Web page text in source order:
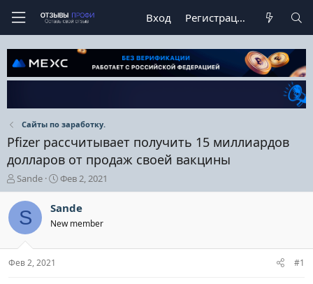
Вход Регистрация
Сайты по заработку.
Pfizer рассчитывает получить 15 миллиардов
долларов от продаж своей вакцины
А
в
т
о
р
е
м
Sande
Д
а
а
н
ч
Фев 2, 2021
S Sande
New member
Фев 2, 2021 #1